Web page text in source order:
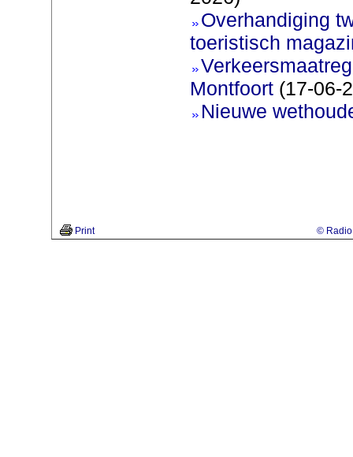
Overhandiging
toeristisch
Montfoort(17-06-
Nieuwe
Print © Radio